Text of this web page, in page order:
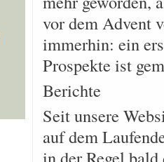
vor dem Advent
immerhin: ein
Prospekte ist
Berichte
Seit unsere
auf dem